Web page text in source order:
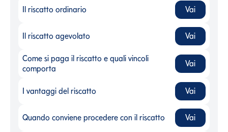
Il riscatto ordinario
Il riscatto ordinario Vai
Il riscatto agevolato
Il riscatto agevolato Vai
Come si paga il riscatto e quali vincoli comporta -
Come si paga il riscatto e quali vincoli
comporta
Vai
I vantaggi del riscatto
I vantaggi del riscatto Vai
Quando conviene procedere con il riscatto
Quando conviene procedere con il riscatto Vai